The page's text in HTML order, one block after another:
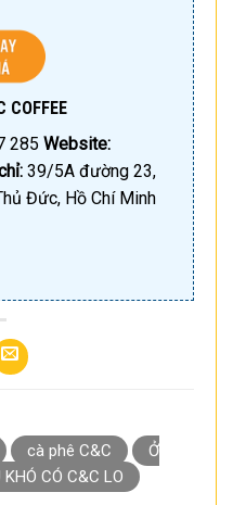
COFFEE
285 Website:
39/5A đường 23,
Đức, Hồ Chí Minh
cà phê C&C
Ở
CÓ C&C LO